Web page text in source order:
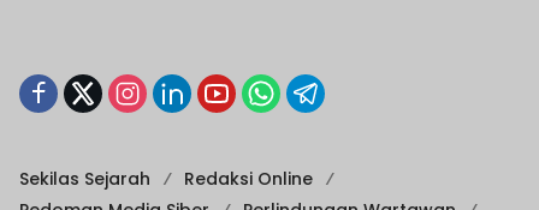
Sekilas Sejarah
Redaksi Online